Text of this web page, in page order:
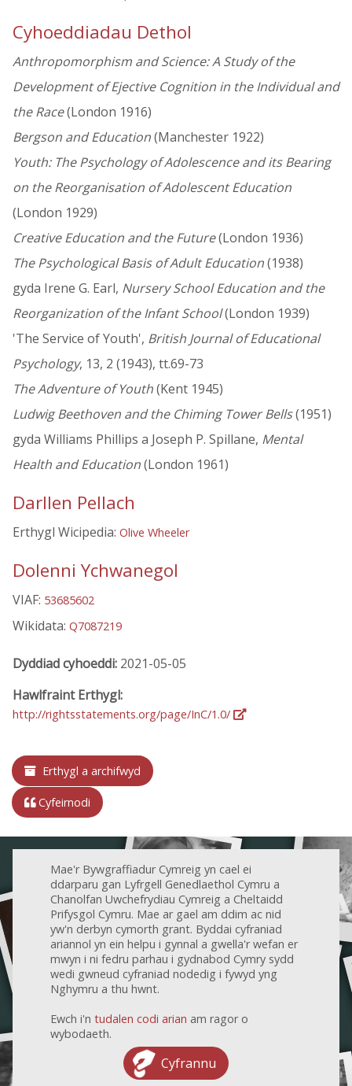
Cyhoeddiadau Dethol
Anthropomorphism and Science: A Study of the
Development of Ejective Cognition in the Individual and
the Race(London 1916)
Bergson and Education(Manchester 1922)
Youth: The Psychology of Adolescence and its Bearing
on the Reorganisation of Adolescent Education
(London 1929)
Creative Education and the Future(London 1936)
The Psychological Basis of Adult Education(1938)
gyda Irene G. Earl, Nursery School Education and the
Reorganization of the Infant School(London 1939)
'The Service of Youth', British Journal of Educational
Psychology, 13, 2 (1943), tt.69-73
The Adventure of Youth(Kent 1945)
Ludwig Beethoven and the Chiming Tower Bells(1951)
gyda Williams Phillips a Joseph P. Spillane, Mental
Health and Education(London 1961)
Darllen Pellach
Erthygl Wicipedia: Olive Wheeler
Dolenni Ychwanegol
VIAF: 53685602
Wikidata: Q7087219
Dyddiad cyhoeddi: 2021-05-05
Hawlfraint Erthygl:
http://rightsstatements.org/page/InC/1.0/
Erthygl a archifwyd
Cyfeirnodi
Mae'r Bywgraffiadur Cymreig yn cael ei
ddarparu gan Lyfrgell Genedlaethol Cymru a
Chanolfan Uwchefrydiau Cymreig a Cheltaidd
Prifysgol Cymru. Mae ar gael am ddim ac nid
yw'n derbyn cymorth grant. Byddai cyfraniad
ariannol yn ein helpu i gynnal a gwella'r wefan er
mwyn i ni fedru parhau i gydnabod Cymry sydd
wedi gwneud cyfraniad nodedig i fywyd yng
Nghymru a thu hwnt.
Ewch i'n tudalen codi arian am ragor o
wybodaeth.
Cyfrannu